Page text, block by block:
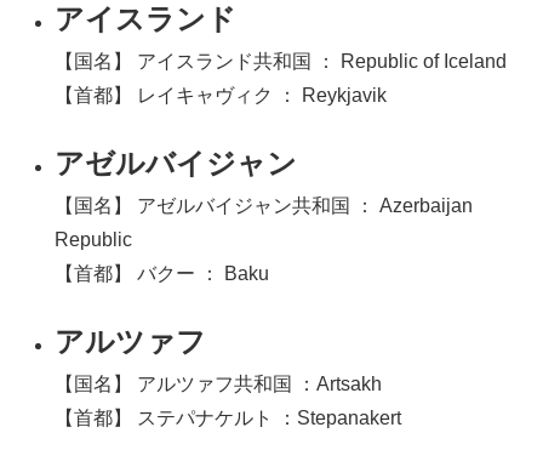
アイスランド
【国名】 アイスランド共和国 ： Republic of Iceland
【首都】 レイキャヴィク ： Reykjavik
アゼルバイジャン
【国名】 アゼルバイジャン共和国 ： Azerbaijan
Republic
【首都】 バクー ： Baku
アルツァフ
【国名】 アルツァフ共和国 ：Artsakh
【首都】 ステパナケルト ：Stepanakert